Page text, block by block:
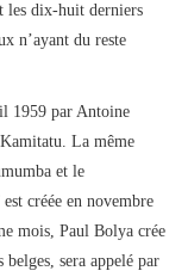
les dix-huit derniers
n’ayant du reste
1959 par Antoine
La même
et le
créée en novembre
mois, Paul Bolya crée
sera appelé par